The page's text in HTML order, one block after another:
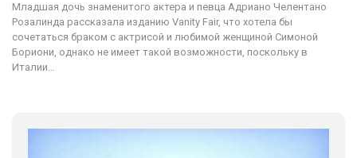
Младшая дочь знаменитого актера и певца Адриано Челентано
Розалинда рассказала изданию Vanity Fair, что хотела бы
сочетаться браком с актрисой и любимой женщиной Симоной
Бориони, однако не имеет такой возможности, поскольку в
Италии…